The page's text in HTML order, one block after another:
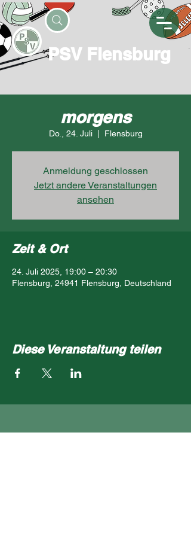
PSV Flensburg
morgens
Do., 24. Juli
  |
Flensburg
Anmeldung geschlossen
Jetzt andere Veranstaltungen
ansehen
Zeit & Ort
24. Juli 2025, 19:00 – 20:30
Flensburg, 24941 Flensburg, Deutschland
Diese Veranstaltung teilen